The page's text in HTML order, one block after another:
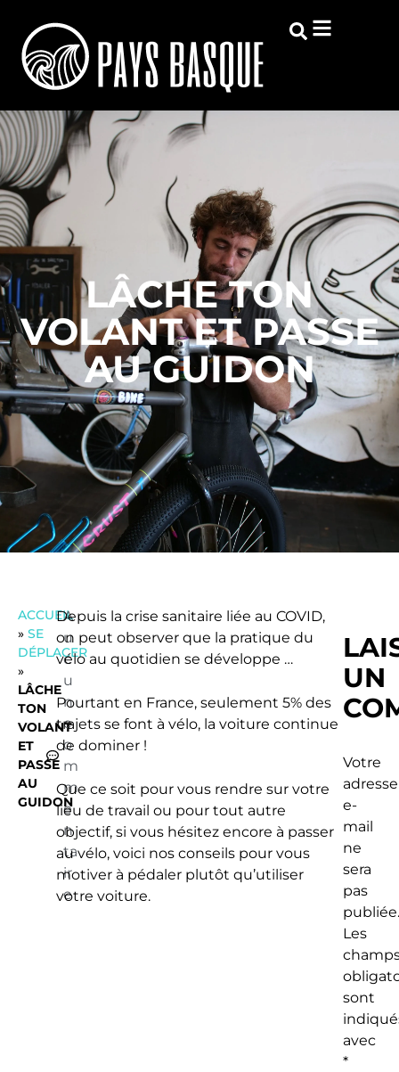
LÂCHE TON
VOLANT ET PASSE
AU GUIDON
ACCUEIL
» SE
DÉPLACER
»
LÂCHE
TON
VOLANT
ET
PASSE
AU
GUIDON
A
u
c
u
n
c
o
m
m
e
n
ta
ir
e
Depuis la crise sanitaire liée au COVID,
on peut observer que la pratique du
vélo au quotidien se développe …
Pourtant en France, seulement 5% des
trajets se font à vélo, la voiture continue
de dominer !
Que ce soit pour vous rendre sur votre
lieu de travail ou pour tout autre
objectif, si vous hésitez encore à passer
au vélo, voici nos conseils pour vous
motiver à pédaler plutôt qu’utiliser
votre voiture.
UN
Votre
adresse
e-
mail
ne
sera
pas
Les
sont
avec
*